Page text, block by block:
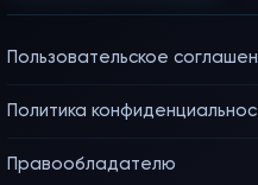
Пользовательское
Политика
Правообладателю